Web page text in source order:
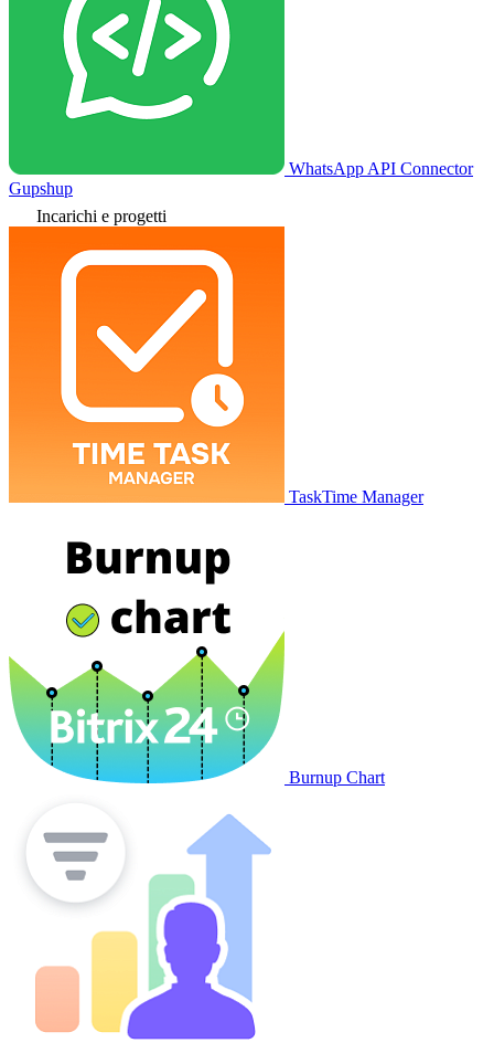
WhatsApp API Connector
Gupshup
Incarichi e progetti
TaskTime Manager
Burnup Chart